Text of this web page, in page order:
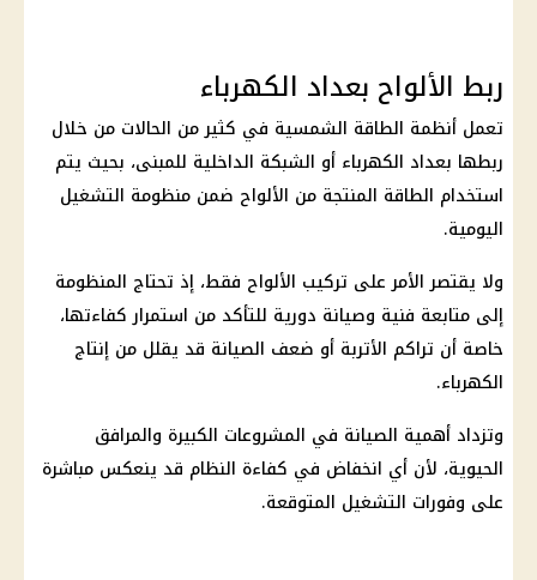
ربط الألواح بعداد الكهرباء
تعمل أنظمة الطاقة الشمسية في كثير من الحالات من خلال
ربطها بعداد الكهرباء أو الشبكة الداخلية للمبنى، بحيث يتم
استخدام الطاقة المنتجة من الألواح ضمن منظومة التشغيل
اليومية.
ولا يقتصر الأمر على تركيب الألواح فقط، إذ تحتاج المنظومة
إلى متابعة فنية وصيانة دورية للتأكد من استمرار كفاءتها،
خاصة أن تراكم الأتربة أو ضعف الصيانة قد يقلل من إنتاج
الكهرباء.
وتزداد أهمية الصيانة في المشروعات الكبيرة والمرافق
الحيوية، لأن أي انخفاض في كفاءة النظام قد ينعكس مباشرة
على وفورات التشغيل المتوقعة.